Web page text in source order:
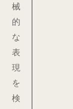
械
的
な
表
現
を
検